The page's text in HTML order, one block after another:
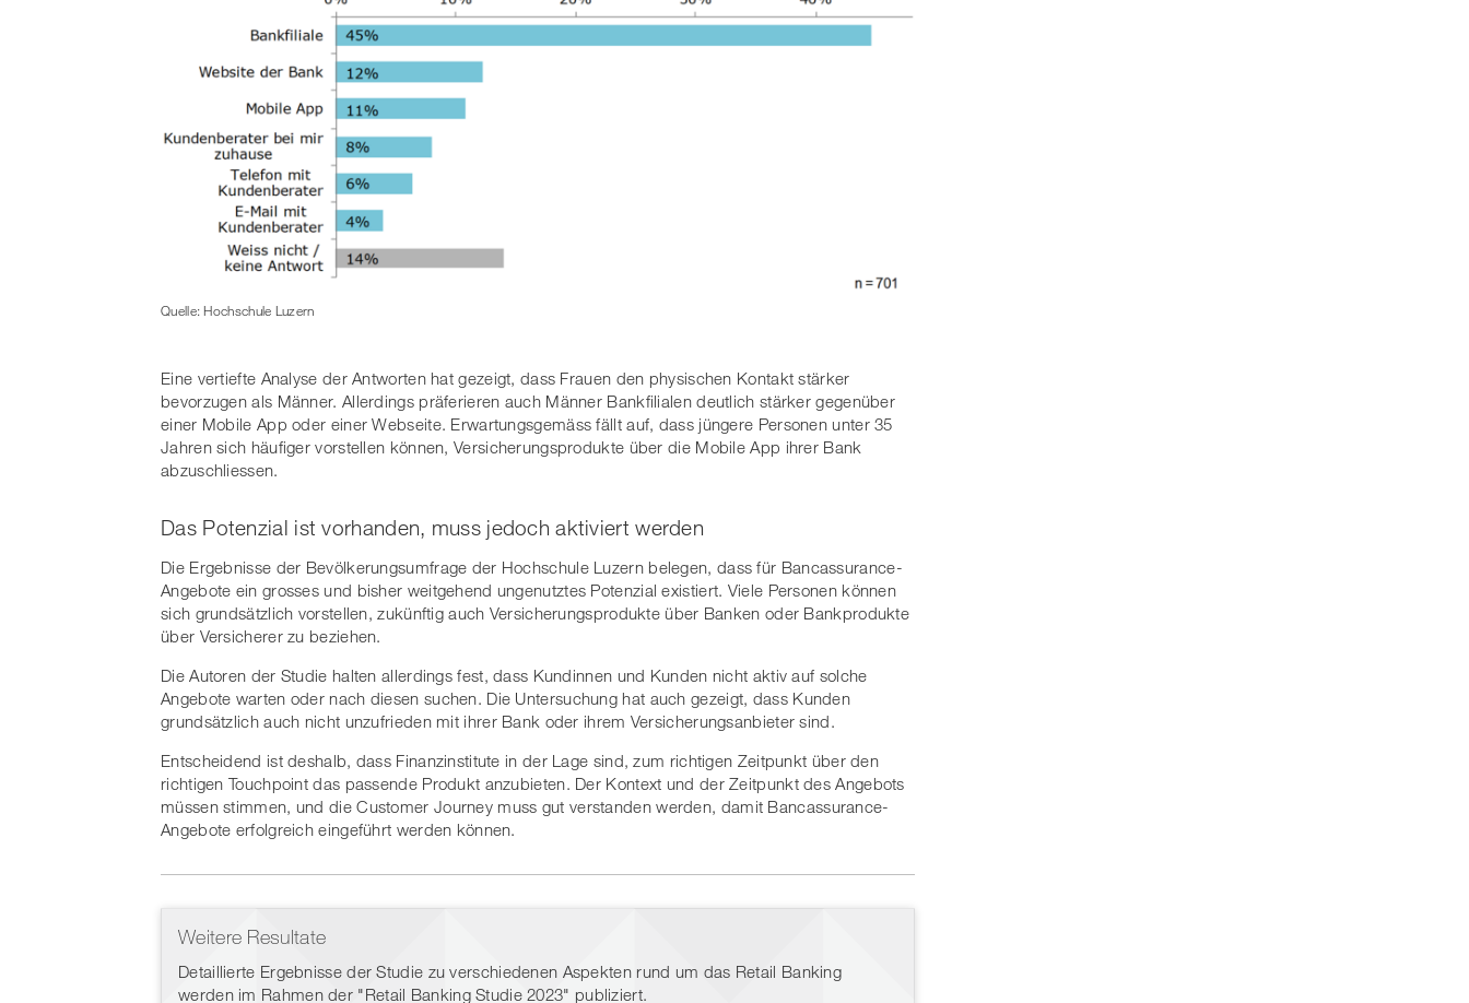
Quelle: Hochschule Luzern
Eine vertiefte Analyse der Antworten hat gezeigt, dass Frauen den physischen Kontakt stärker
bevorzugen als Männer. Allerdings präferieren auch Männer Bankfilialen deutlich stärker gegenüber
einer Mobile App oder einer Webseite. Erwartungsgemäss fällt auf, dass jüngere Personen unter 35
Jahren sich häufiger vorstellen können, Versicherungsprodukte über die Mobile App ihrer Bank
abzuschliessen.
Das Potenzial ist vorhanden, muss jedoch aktiviert werden
Die Ergebnisse der Bevölkerungsumfrage der Hochschule Luzern belegen, dass für Bancassurance-
Angebote ein grosses und bisher weitgehend ungenutztes Potenzial existiert. Viele Personen können
sich grundsätzlich vorstellen, zukünftig auch Versicherungsprodukte über Banken oder Bankprodukte
über Versicherer zu beziehen.
Die Autoren der Studie halten allerdings fest, dass Kundinnen und Kunden nicht aktiv auf solche
Angebote warten oder nach diesen suchen. Die Untersuchung hat auch gezeigt, dass Kunden
grundsätzlich auch nicht unzufrieden mit ihrer Bank oder ihrem Versicherungsanbieter sind.
Entscheidend ist deshalb, dass Finanzinstitute in der Lage sind, zum richtigen Zeitpunkt über den
richtigen Touchpoint das passende Produkt anzubieten. Der Kontext und der Zeitpunkt des Angebots
müssen stimmen, und die Customer Journey muss gut verstanden werden, damit Bancassurance-
Angebote erfolgreich eingeführt werden können.
Weitere Resultate
Detaillierte Ergebnisse der Studie zu verschiedenen Aspekten rund um das Retail Banking
werden im Rahmen der "Retail Banking Studie 2023" publiziert.